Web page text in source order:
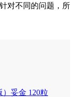
对不同的问题，所
）妥金 120粒